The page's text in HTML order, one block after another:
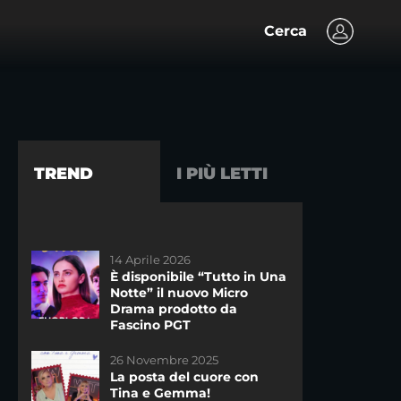
Cerca
TREND I PIÙ LETTI
14 Aprile 2026
È disponibile “Tutto in Una
Notte” il nuovo Micro
Drama prodotto da
Fascino PGT
26 Novembre 2025
La posta del cuore con
Tina e Gemma!
30 Marzo 2021
La nuova App di WittyTV
La posta del cuore con
Tina e Gemma!